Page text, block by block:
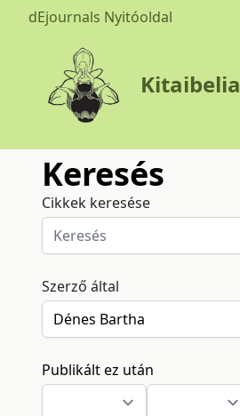
dEjournals Nyitóoldal
Kitaibelia
Keresés
Cikkek keresése
Szerző által
Publikált ez után